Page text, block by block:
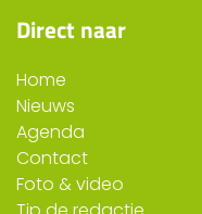
Direct naar
Home
Nieuws
Agenda
Contact
Foto & video